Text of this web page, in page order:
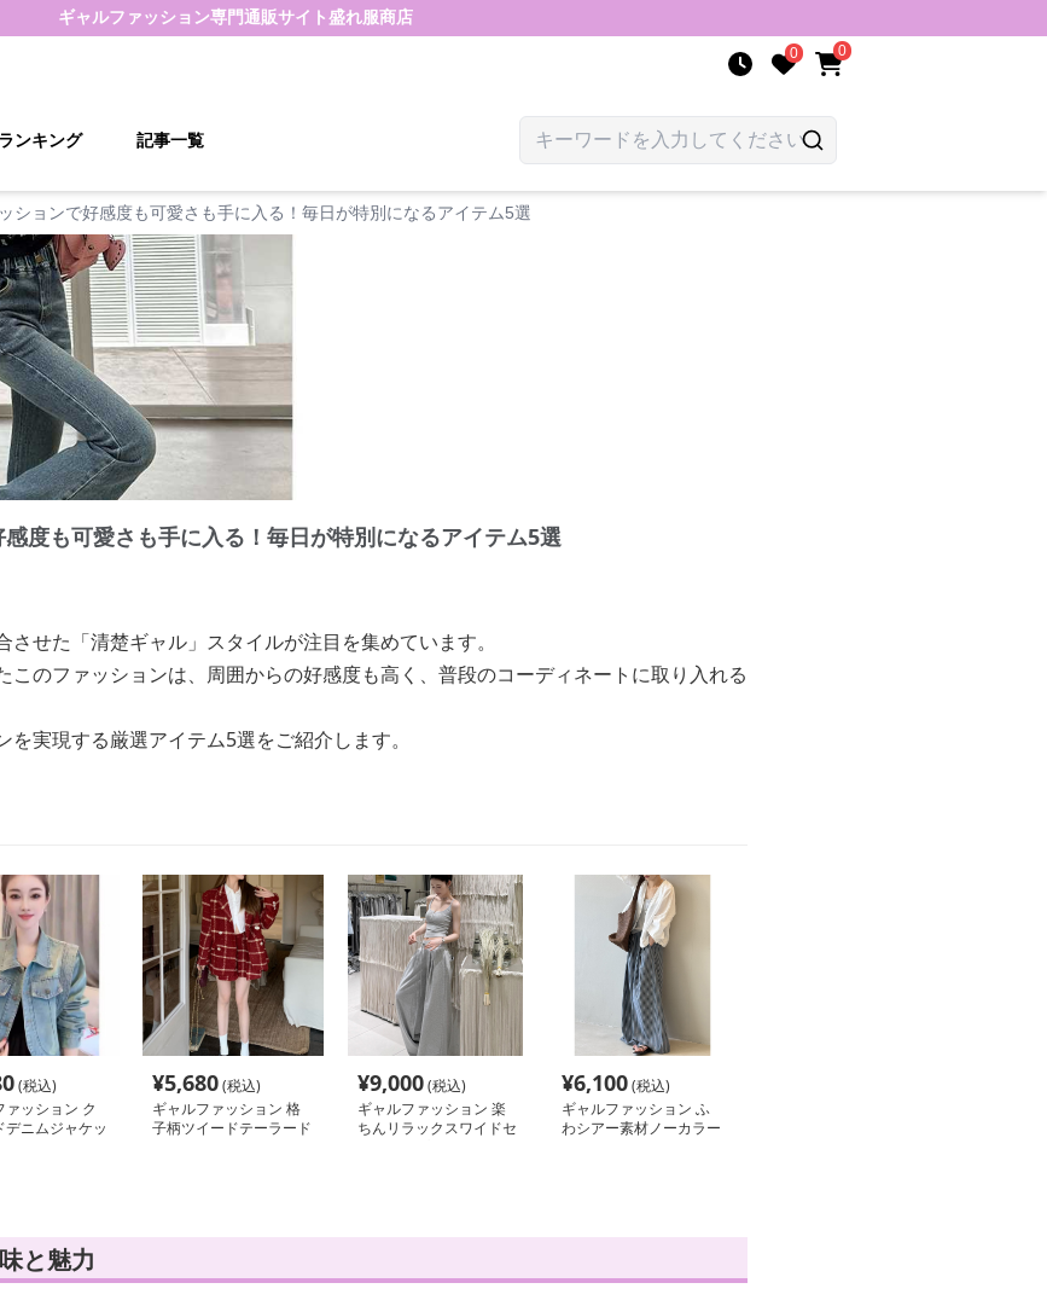
ギャルファッション専門通販サイト盛れ服商店
0 0
ンキング 記事一覧
ションで好感度も可愛さも手に入る！毎日が特別になるアイテム5選
度も可愛さも手に入る！毎日が特別になるアイテム5選
せた「清楚ギャル」スタイルが注目を集めています。
このファッションは、周囲からの好感度も高く、普段のコーディネートに取り入れる
実現する厳選アイテム5選をご紹介します。
(税込)
ァッション ク
デニムジャケッ
¥5,680(税込)
ギャルファッション 格
子柄ツイードテーラード
¥9,000(税込)
ギャルファッション 楽
ちんリラックスワイドセ
¥6,100(税込)
ギャルファッション ふ
わシアー素材ノーカラー
と魅力